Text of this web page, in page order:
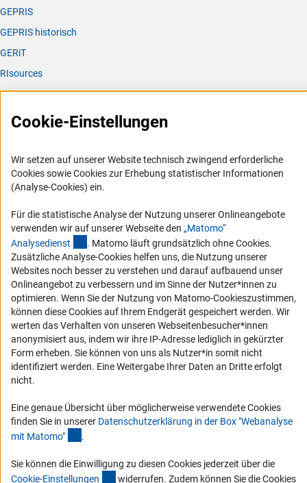
GEPRIS
GEPRIS historisch
GERiT
RIsources
Service
Presse
Karriere
Logo und Corporate Design
Compliance
Vergabeverfahren
Barrierefreiheit
Service und Informationen für Menschen mit Behinderungen
Erklärung zur Barrierefreiheit
Barriere melden
DFG-aktuell
schauen Sie sich die Ausgaben online an.
Cookie-Einstellungen
Wir setzen auf unserer Website technisch zwingend erforderliche
Cookies sowie Cookies zur Erhebung statistischer Informationen
(Analyse-Cookies) ein.
Für die statistische Analyse der Nutzung unserer Onlineangebote
verwenden wir auf unserer Webseite den „Matomo“
Analysedienst (externer Link)
. Matomo läuft grundsätzlich ohne Cookies.
Zusätzliche Analyse-Cookies helfen uns, die Nutzung unserer
Websites noch besser zu verstehen und darauf aufbauend unser
Onlineangebot zu verbessern und im Sinne der Nutzer*innen zu
optimieren. Wenn Sie der Nutzung von Matomo-Cookieszustimmen,
können diese Cookies auf Ihrem Endgerät gespeichert werden. Wir
werten das Verhalten von unseren Webseitenbesucher*innen
anonymisiert aus, indem wir ihre IP-Adresse lediglich in gekürzter
Form erheben. Sie können von uns als Nutzer*in somit nicht
identifiziert werden. Eine Weitergabe Ihrer Daten an Dritte erfolgt
nicht.
Eine genaue Übersicht über möglicherweise verwendete Cookies
finden Sie in unserer Datenschutzerklärung in der Box "Webanalyse
mit Matomo" .
Sie können die Einwilligung zu diesen Cookies jederzeit über die
Cookie-Einstellungen (interner Link)
widerrufen. Zudem können Sie die Cookies